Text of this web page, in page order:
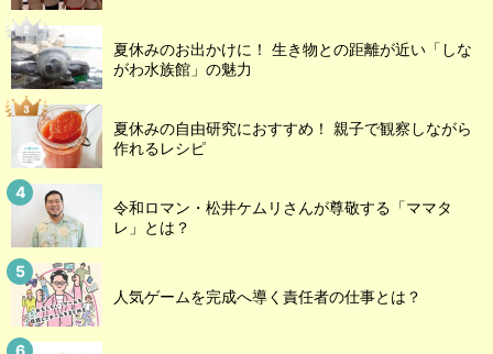
夏休みのお出かけに！ 生き物との距離が近い「しな
がわ水族館」の魅力
夏休みの自由研究におすすめ！ 親子で観察しながら
作れるレシピ
令和ロマン・松井ケムリさんが尊敬する「ママタ
レ」とは？
人気ゲームを完成へ導く責任者の仕事とは？